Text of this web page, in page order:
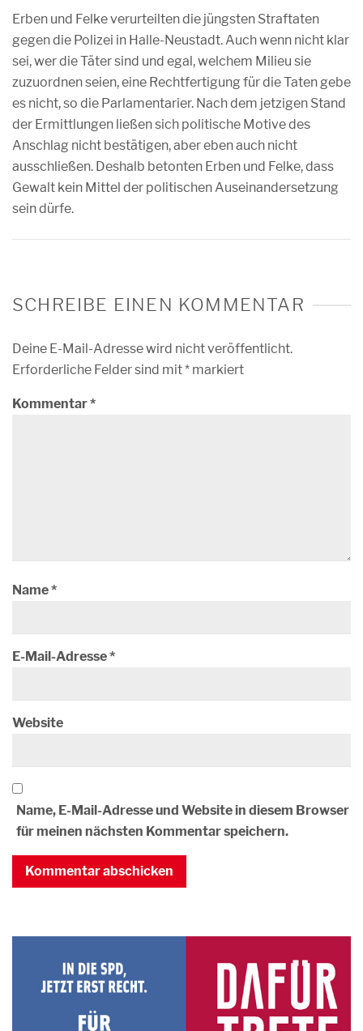
Erben und Felke verurteilten die jüngsten Straftaten
gegen die Polizei in Halle-Neustadt. Auch wenn nicht klar
sei, wer die Täter sind und egal, welchem Milieu sie
zuzuordnen seien, eine Rechtfertigung für die Taten gebe
es nicht, so die Parlamentarier. Nach dem jetzigen Stand
der Ermittlungen ließen sich politische Motive des
Anschlag nicht bestätigen, aber eben auch nicht
ausschließen. Deshalb betonten Erben und Felke, dass
Gewalt kein Mittel der politischen Auseinandersetzung
sein dürfe.
SCHREIBE EINEN KOMMENTAR
Deine E-Mail-Adresse wird nicht veröffentlicht.
Erforderliche Felder sind mit* markiert
Kommentar*
Name*
E-Mail-Adresse*
Website
Name, E-Mail-Adresse und Website in diesem Browser
für meinen nächsten Kommentar speichern.